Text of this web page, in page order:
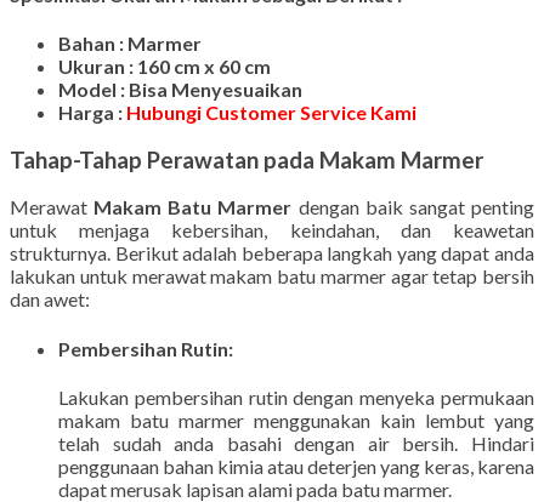
Bahan : Marmer
Ukuran : 160 cm x 60 cm
Model : Bisa Menyesuaikan
Harga : Hubungi Customer Service Kami
Tahap-Tahap Perawatan pada Makam Marmer
Merawat Makam Batu Marmer dengan baik sangat penting
untuk menjaga kebersihan, keindahan, dan keawetan
strukturnya. Berikut adalah beberapa langkah yang dapat anda
lakukan untuk merawat makam batu marmer agar tetap bersih
dan awet:
Pembersihan Rutin:
Lakukan pembersihan rutin dengan menyeka permukaan
makam batu marmer menggunakan kain lembut yang
telah sudah anda basahi dengan air bersih. Hindari
penggunaan bahan kimia atau deterjen yang keras, karena
dapat merusak lapisan alami pada batu marmer.